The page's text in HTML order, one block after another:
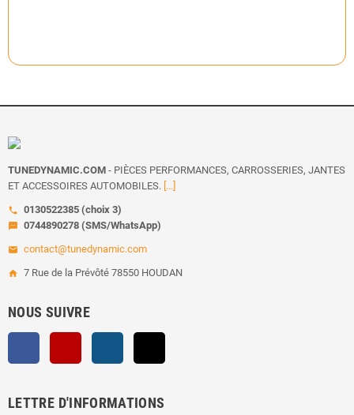
TUNEDYNAMIC.COM - PIÈCES PERFORMANCES, CARROSSERIES, JANTES
ET ACCESSOIRES AUTOMOBILES. [...]
call 0130522385 (choix 3)
sms 0744890278 (SMS/WhatsApp)
email contact@tunedynamic.com
home 7 Rue de la Prévôté 78550 HOUDAN
NOUS SUIVRE
LETTRE D'INFORMATIONS